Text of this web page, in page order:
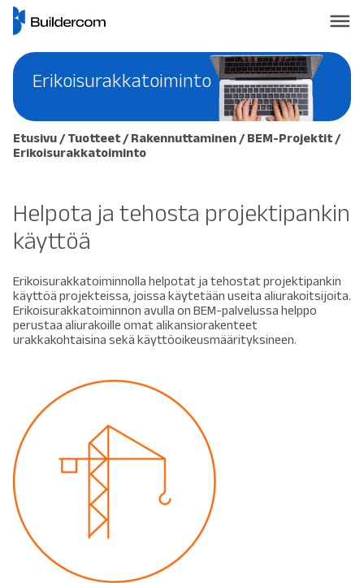
Erikoisurakkatoiminto
Etusivu /Tuotteet /Rakennuttaminen /BEM-Projektit /
Erikoisurakkatoiminto
Helpota ja tehosta projektipankin
käyttöä
Erikoisurakkatoiminnolla helpotat ja tehostat projektipankin
käyttöä projekteissa, joissa käytetään useita aliurakoitsijoita.
Erikoisurakkatoiminnon avulla on BEM-palvelussa helppo
perustaa aliurakoille omat alikansiorakenteet
urakkakohtaisina sekä käyttöoikeusmäärityksineen.